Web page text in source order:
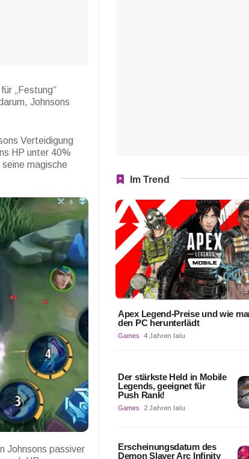
„Festung“
Johnsons
Verteidigung
HP unter 40%
magische
Johnsons passiver
Im Trend
Apex Legend-Preise und wie
den PC herunterlädt
Games 4 Jahren lalu
Der stärkste Held in Mobile
Legends, geeignet für
Push Rank!
Games 2 Jahren lalu
Erscheinungsdatum des
Demon Slayer Arc Infinity